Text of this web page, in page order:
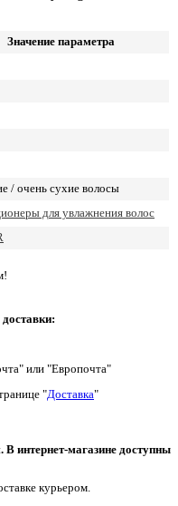
Значение параметра
/ очень сухие волосы
для увлажнения волос
или "Европочта"
"Доставка"
интернет-магазине доступны
курьером.